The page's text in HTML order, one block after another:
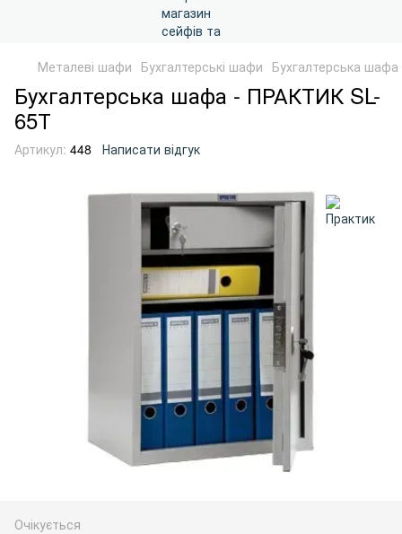
Металеві шафи Бухгалтерські шафи Бухгалтерська
Бухгалтерська шафа - ПРАКТИК SL-
65Т
Артикул: 448 Написати відгук
Очікується